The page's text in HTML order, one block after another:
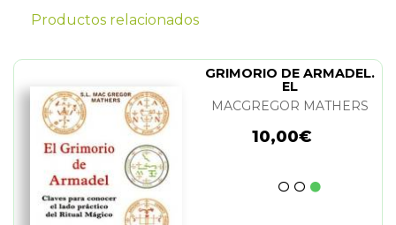
Productos relacionados
GRIMORIO DE ARMADEL.
EL
MACGREGOR MATHERS
10,00€